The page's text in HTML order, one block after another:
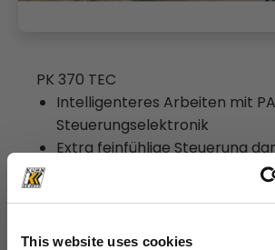
This website uses cookies
PK 370 TEC
Intelligenteres Arbeiten mit
Steuerungselektronik
Extra feinfühlige Steuerung
Sehr steifes und leichtes
Effizienter und schneller durch